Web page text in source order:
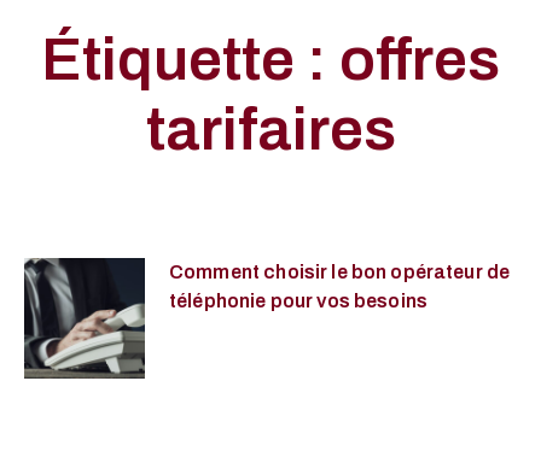
Étiquette : offres
tarifaires
Comment choisir le bon opérateur de
téléphonie pour vos besoins